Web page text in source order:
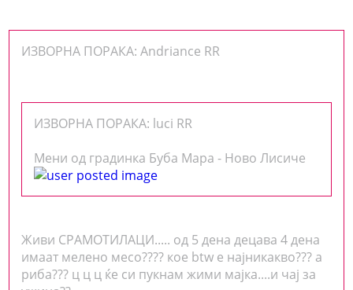
ИЗВОРНА ПОРАКА: Andriance RR
ИЗВОРНА ПОРАКА: luci RR
Мени од градинка Буба Мара - Ново Лисиче
Живи СРАМОТИЛАЦИ..... од 5 дена децава 4 дена
имаат мелено месо???? кое btw е најникакво??? а
риба??? ц ц ц ќе си пукнам жими мајка....и чај за